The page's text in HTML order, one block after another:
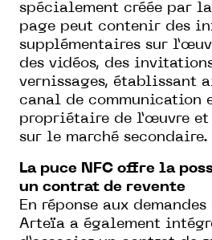
spécialement créée par
page peut contenir des
supplémentaires sur
des vidéos, des
vernissages, établissant
canal de communication
propriétaire de l’œuvre
sur le marché secondaire.
La puce NFC offre la
un contrat de revente
En réponse aux
Arteïa a également